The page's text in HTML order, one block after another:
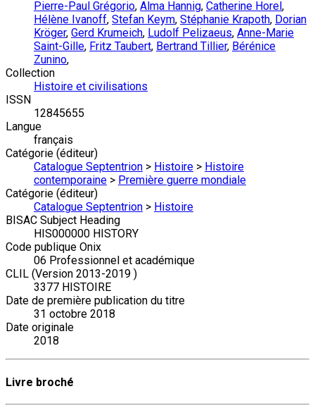
Pierre-Paul Grégorio, Alma Hannig, Catherine Horel ,
Hélène Ivanoff, Stefan Keym, Stéphanie Krapoth, Dorian
Kröger, Gerd Krumeich, Ludolf Pelizaeus, Anne-Marie
Saint-Gille, Fritz Taubert, Bertrand Tillier, Bérénice
Zunino,
Collection
Histoire et civilisations
ISSN
12845655
Langue
français
Catégorie (éditeur)
Catalogue Septentrion > Histoire > Histoire
contemporaine > Première guerre mondiale
Catégorie (éditeur)
Catalogue Septentrion > Histoire
BISAC Subject Heading
HIS000000 HISTORY
Code publique Onix
06 Professionnel et académique
CLIL (Version 2013-2019 )
3377 HISTOIRE
Date de première publication du titre
31 octobre 2018
Date originale
2018
Livre broché